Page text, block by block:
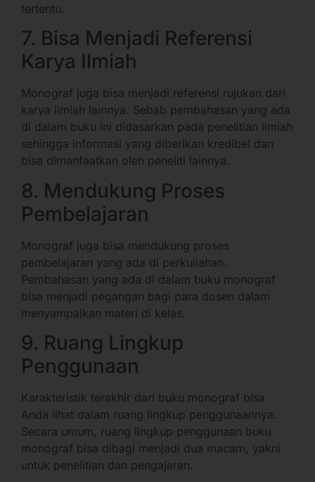
tertentu.
7. Bisa Menjadi Referensi
Karya Ilmiah
Monograf juga bisa menjadi referensi rujukan dari
karya ilmiah lainnya. Sebab pembahasan yang ada
di dalam buku ini didasarkan pada penelitian ilmiah
sehingga informasi yang diberikan kredibel dan
bisa dimanfaatkan oleh peneliti lainnya.
8. Mendukung Proses
Pembelajaran
Monograf juga bisa mendukung proses
pembelajaran yang ada di perkuliahan.
Pembahasan yang ada di dalam buku monograf
bisa menjadi pegangan bagi para dosen dalam
menyampaikan materi di kelas.
9. Ruang Lingkup
Penggunaan
Karakteristik terakhir dari buku monograf bisa
Anda lihat dalam ruang lingkup penggunaannya.
Secara umum, ruang lingkup penggunaan buku
monograf bisa dibagi menjadi dua macam, yakni
untuk penelitian dan pengajaran.